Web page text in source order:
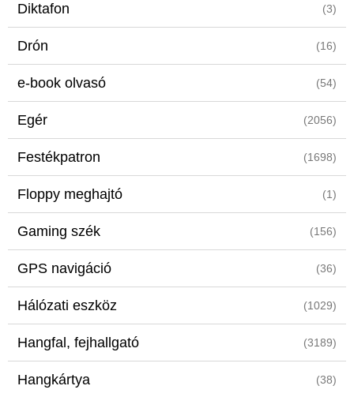
Diktafon (3)
Drón (16)
e-book olvasó (54)
Egér (2056)
Festékpatron (1698)
Floppy meghajtó (1)
Gaming szék (156)
GPS navigáció (36)
Hálózati eszköz (1029)
Hangfal, fejhallgató (3189)
Hangkártya (38)